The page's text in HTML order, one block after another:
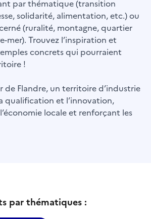
par thématique (transition
solidarité, alimentation, etc.) ou
(ruralité, montagne, quartier
mer). Trouvez l’inspiration et
concrets qui pourraient
!
Flandre, un territoire d’industrie
qualification et l’innovation,
locale et renforçant les
par thématiques :